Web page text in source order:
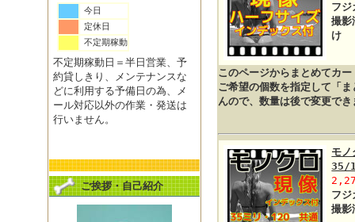
今日
定休日
不定期稼動
不定期稼動日＝半日営業、予
約貸しきり、メンテナンスな
どに利用する予備日の為、メ
ール対応以外の作業・発送は
行いません。
ご挨拶・自己紹介
フジ
撮
このページからまとめてカ
ご希望の個数を指定して「
んので、数量は後で変更でき
モ
35/
フジ
撮